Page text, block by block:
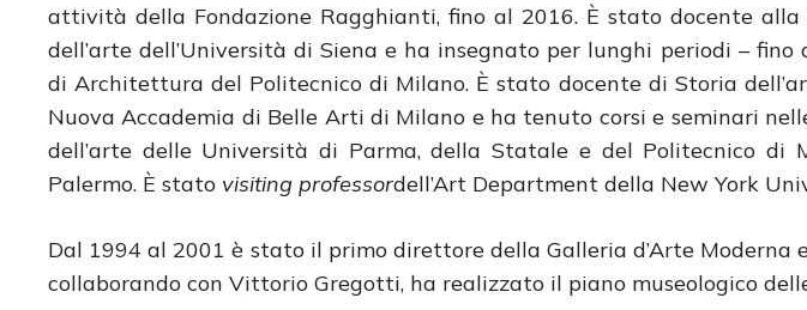
attività della Fondazione Ragghianti, fino al 2016. È stato docente alla
dell’arte dell’Università di Siena e ha insegnato per lunghi periodi –
di Architettura del Politecnico di Milano. È stato docente di Storia
Nuova Accademia di Belle Arti di Milano e ha tenuto corsi e seminari
dell’arte delle Università di Parma, della Statale e del Politecnico di
Palermo. È stato visiting professordell’Art Department della New York
Dal 1994 al 2001 è stato il primo direttore della Galleria d’Arte Moderna
collaborando con Vittorio Gregotti, ha realizzato il piano museologico